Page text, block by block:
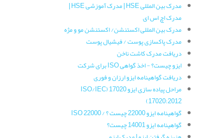
مدرک بین المللی HSE | مدرک آموزشی HSE |
مدرک اچ اس ای
مدرک بین المللی اکستنشن/ اکستنشن مو و مژه
مدرک پاکسازی پوست / فیشیال پوست
دریافت مدرک کاشت ناخن
ایزو چیست؟ - اخذ گواهی ISO برای شرکت
دریافت گواهینامه ایزو ارزان و فوری
مراحل پیاده سازی ایزو 17020 (ISO/IEC
17020:2012)
گواهینامه ایزو 22000 چیست ؟ / ISO 22000
گواهینامه ایزو 14001 چیست؟